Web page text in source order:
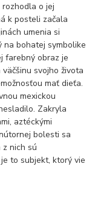
Bez DPH
szco nakup bez dph
nákup bez dph v eu ň
o jej
k posteli začala
umenia si
na bohatej symbolike
farebný obraz je
svojho života
mať dieťa.
mexickou
Zakryla
aztéckými
bolesti sa
z nich sú
to subjekt, ktorý vie